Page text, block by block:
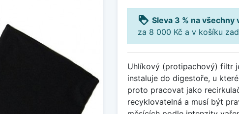
loyalty Sleva 3 % na všechny
za 8 000 Kč a v košíku
Uhlíkový (protipachový) filtr
instaluje do digestoře, u
proto pracovat jako
recyklovatelná a musí být